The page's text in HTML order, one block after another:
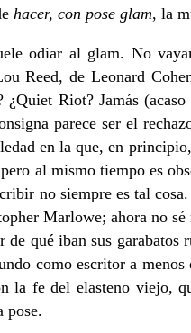
hacer, con pose glam, la
odiar al glam. No
Reed, de Leonard
Riot? Jamás
parece ser el
en la que, en
al mismo tiempo es
no siempre es tal
Marlowe; ahora no
qué iban sus garabatos
como escritor a
la fe del elasteno viejo,
pose.